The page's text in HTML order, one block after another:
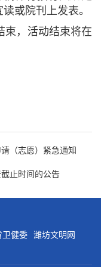
或院刊上发表。
束，活动结束将在
（志愿）紧急通知
止时间的公告
卫健委
潍坊文明网